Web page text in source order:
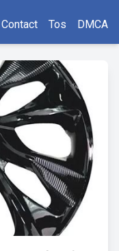
Contact Tos DMCA